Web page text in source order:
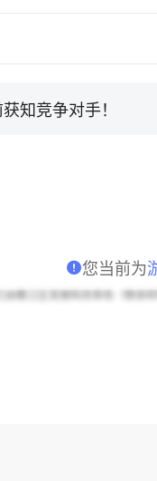
知竞争对手！
衢江区发展和改革局（粮食
您当前为